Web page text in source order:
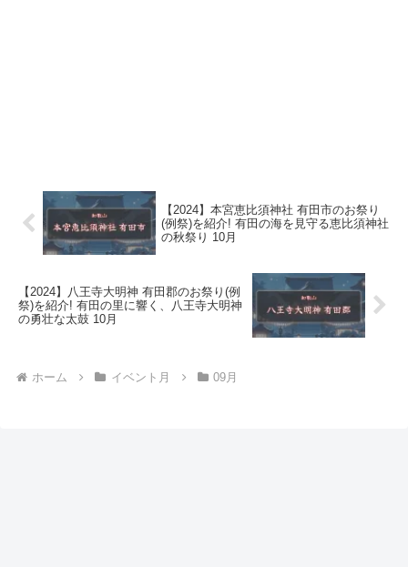
【2024】本宮恵比須神社 有田市のお祭り
(例祭)を紹介! 有田の海を見守る恵比須神社
の秋祭り 10月
【2024】八王寺大明神 有田郡のお祭り(例
祭)を紹介! 有田の里に響く、八王寺大明神
の勇壮な太鼓 10月
ホーム イベント月 09月